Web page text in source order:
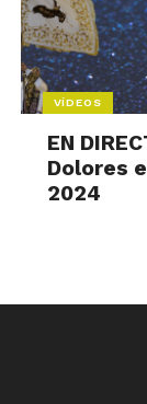
VÍDEOS
EN
Dolores
2024